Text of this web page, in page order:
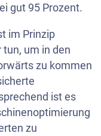
gut 95 Prozent.
im Prinzip
um in den
zu kommen
ist es
zu